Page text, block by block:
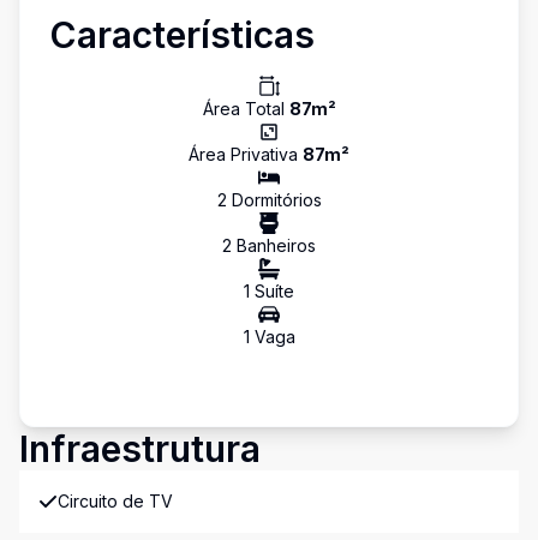
Características
Área Total 87m²
Área Privativa 87m²
2 Dormitórios
2 Banheiros
1 Suíte
1 Vaga
Infraestrutura
Circuito de TV